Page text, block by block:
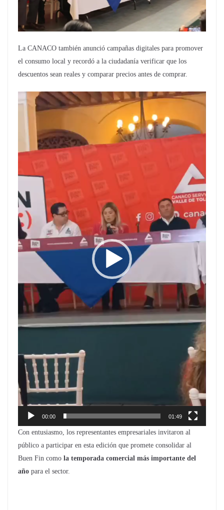
La CANACO también anunció campañas digitales para promover
el consumo local y recordó a la ciudadanía verificar que los
descuentos sean reales y comparar precios antes de comprar.
Reproductor
00:00 01:49
Con entusiasmo, los representantes empresariales invitaron al
público a participar en esta edición que promete consolidar al
Buen Fin como la temporada comercial más importante del
año para el sector.